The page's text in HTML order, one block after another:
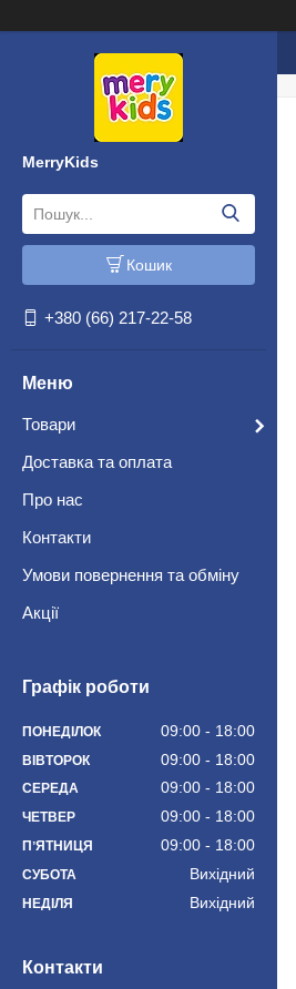
MerryKids
Кошик
+380 (66) 217-22-58
Товари
Доставка та оплата
Про нас
Контакти
Умови повернення та обміну
Акції
Графік роботи
ПОНЕДІЛОК 09:00 18:00
ВІВТОРОК 09:00 18:00
СЕРЕДА 09:00 18:00
ЧЕТВЕР 09:00 18:00
ПʼЯТНИЦЯ 09:00 18:00
СУБОТА Вихідний
НЕДІЛЯ Вихідний
Контакти